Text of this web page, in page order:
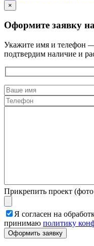
×
Оформите заявку
Укажите имя и телефон
подтвердим наличие и
Прикрепить проект
Я согласен на
принимаю политику